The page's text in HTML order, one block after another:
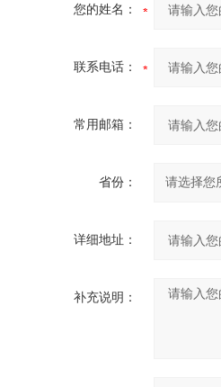
您的姓名：
联系电话：
常用邮箱：
省份：
详细地址：
补充说明：